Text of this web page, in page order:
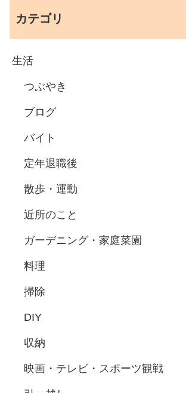
カテゴリ
生活
つぶやき
ブログ
バイト
定年退職後
散歩・運動
近所のこと
ガーデニング・家庭菜園
料理
掃除
DIY
収納
映画・テレビ・スポーツ観戦